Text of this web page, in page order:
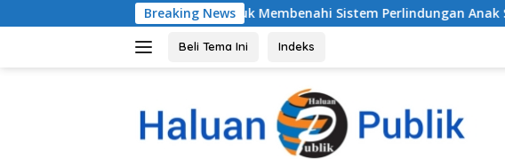
ke
Breaking News
Pemalang Untuk Membenahi Sistem Perlindungan Anak Secara Menyeluruh
Beli Tema Ini Indeks